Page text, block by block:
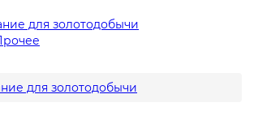
для золотодобычи
для золотодобычи